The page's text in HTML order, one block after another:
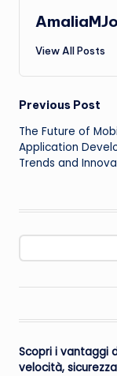
View All Posts
Post
Previous Post
The Future of
Application
Trends and
Scopri i vantaggi
velocità,